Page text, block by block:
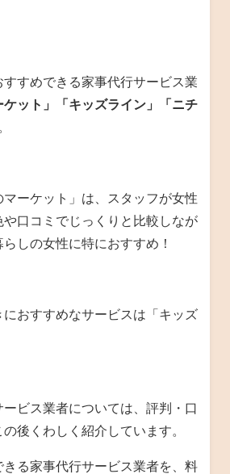
すめできる家事代行サービス業
ケット」「キッズライン」「ニチ
ーケット」は、スタッフが女性
口コミでじっくりと比較しなが
しの女性に特におすすめ！
おすすめなサービスは「キッズ
ビス業者については、評判・口
後くわしく紹介しています。
きる家事代行サービス業者を、料